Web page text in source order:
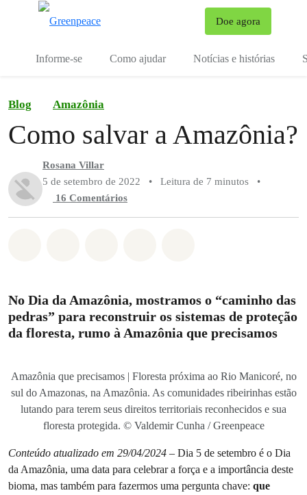
Doe agora
Informe-se Como ajudar Notícias e histórias
Blog Amazônia
Como salvar a Amazônia?
Rosana Villar
5 de setembro de 2022
• Leitura de 7 minutos
•
16 Comentários
No Dia da Amazônia, mostramos o “caminho das
pedras” para reconstruir os sistemas de proteção
da floresta, rumo à Amazônia que precisamos
Amazônia que precisamos | Floresta próxima ao Rio Manicoré, no
sul do Amazonas, na Amazônia. As comunidades ribeirinhas estão
lutando para terem seus direitos territoriais reconhecidos e sua
floresta protegida. © Valdemir Cunha / Greenpeace
Conteúdo atualizado em 29/04/2024 – Dia 5 de setembro é o Dia
da Amazônia, uma data para celebrar a força e a importância deste
bioma, mas também para fazermos uma pergunta chave: que